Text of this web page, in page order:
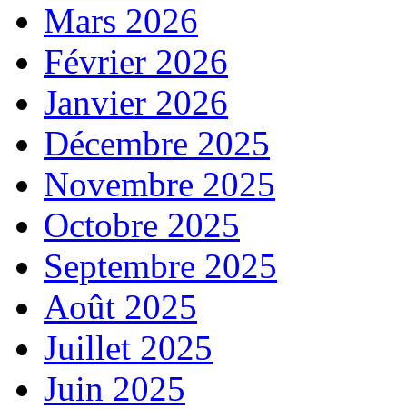
Mars 2026
Février 2026
Janvier 2026
Décembre 2025
Novembre 2025
Octobre 2025
Septembre 2025
Août 2025
Juillet 2025
Juin 2025